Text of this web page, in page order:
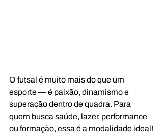
O futsal é muito mais do que um
esporte — é paixão, dinamismo e
superação dentro de quadra. Para
quem busca saúde, lazer, performance
ou formação, essa é a modalidade ideal!